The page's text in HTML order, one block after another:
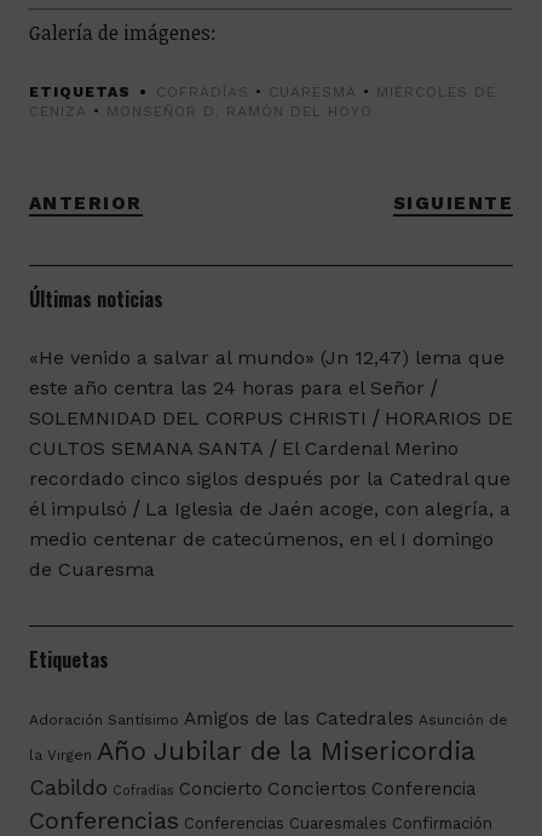
Galería de imágenes:
ETIQUETAS COFRADÍAS • CUARESMA • MIÉRCOLES DE
CENIZA • MONSEÑOR D. RAMÓN DEL HOYO
ANTERIOR SIGUIENTE
Últimas noticias
«He venido a salvar al mundo» (Jn 12,47) lema que
este año centra las 24 horas para el Señor
SOLEMNIDAD DEL CORPUS CHRISTI
HORARIOS DE
CULTOS SEMANA SANTA
El Cardenal Merino
recordado cinco siglos después por la Catedral que
él impulsó
La Iglesia de Jaén acoge, con alegría, a
medio centenar de catecúmenos, en el I domingo
de Cuaresma
Etiquetas
Adoración Santísimo Amigos de las Catedrales Asunción de
la Virgen Año Jubilar de la Misericordia
Cabildo Cofradías Concierto Conciertos Conferencia
Conferencias Conferencias Cuaresmales Confirmación